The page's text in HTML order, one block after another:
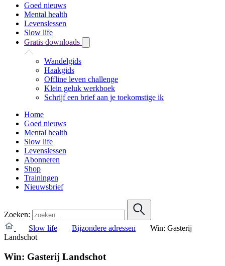
Goed nieuws
Mental health
Levenslessen
Slow life
Gratis downloads
Wandelgids
Haakgids
Offline leven challenge
Klein geluk werkboek
Schrijf een brief aan je toekomstige ik
Home
Goed nieuws
Mental health
Slow life
Levenslessen
Abonneren
Shop
Trainingen
Nieuwsbrief
Zoeken:
Slow life
Bijzondere adressen
Win: Gasterij
Landschot
Win: Gasterij Landschot